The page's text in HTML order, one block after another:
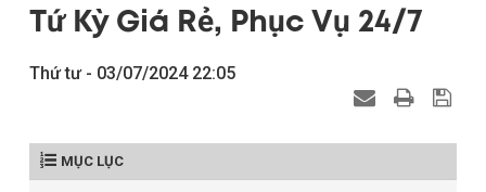
Tứ Kỳ Giá Rẻ, Phục Vụ 24/7
Thứ tư - 03/07/2024 22:05
MỤC LỤC